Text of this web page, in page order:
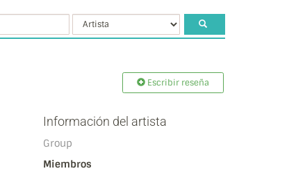
Escribir reseña
Información del artista
Group
Miembros